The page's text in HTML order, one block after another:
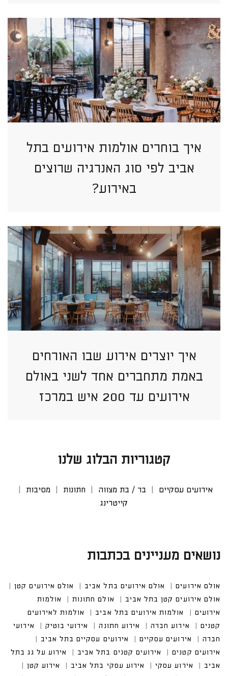
איך בוחרים אולמות אירועים בתל
אביב לפי סוג האנרגיה שרוצים
באירוע?
איך יוצרים אירוע שבו האורחים
באמת מתחברים אחד לשני באולם
אירועים עד 200 איש במרכז
קטגוריות הבלוג שלנו
אירועים עסקיים בר / בת מצווה חתונות
מסיבות
קייטרינג
נושאים מעניינים בכתבות
אולם אירועים אולם אירועים בתל אביב
אולם אירועים קטן
אולם אירועים קטן בתל אביב
אולם חתונות
אולמות אירו
עים
אולמות אירועים בתל אביב
אולמות לאירועים קטנים
אירוע חברה
אירוע חתונה
אירועי בוטיק
אירועים עסקיים
אירועים עסקיים בתל אביב
אירועים קטנים בתל אביב
אירוע על גג בתל אביב
אירוע עסקי בתל אביב